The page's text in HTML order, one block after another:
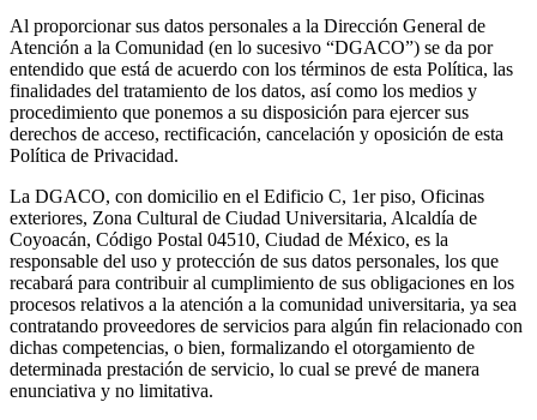
Al proporcionar sus datos personales a la Dirección General de
Atención a la Comunidad (en lo sucesivo “DGACO”) se da por
entendido que está de acuerdo con los términos de esta Política, las
finalidades del tratamiento de los datos, así como los medios y
procedimiento que ponemos a su disposición para ejercer sus
derechos de acceso, rectificación, cancelación y oposición de esta
Política de Privacidad.
La DGACO, con domicilio en el Edificio C, 1er piso, Oficinas
exteriores, Zona Cultural de Ciudad Universitaria, Alcaldía de
Coyoacán, Código Postal 04510, Ciudad de México, es la
responsable del uso y protección de sus datos personales, los que
recabará para contribuir al cumplimiento de sus obligaciones en los
procesos relativos a la atención a la comunidad universitaria, ya sea
contratando proveedores de servicios para algún fin relacionado con
dichas competencias, o bien, formalizando el otorgamiento de
determinada prestación de servicio, lo cual se prevé de manera
enunciativa y no limitativa.